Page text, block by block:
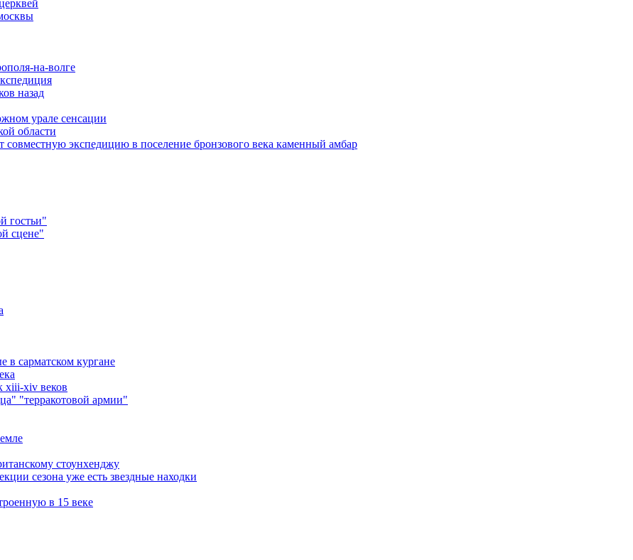
на-волге
назад
урале сенсации
области
экспедицию в поселение бронзового века каменный амбар
гостьи"
сцене"
в сарматском кургане
xiii-xiv веков
"терракотовой армии"
стоунхенджу
сезона уже есть звездные находки
в 15 веке